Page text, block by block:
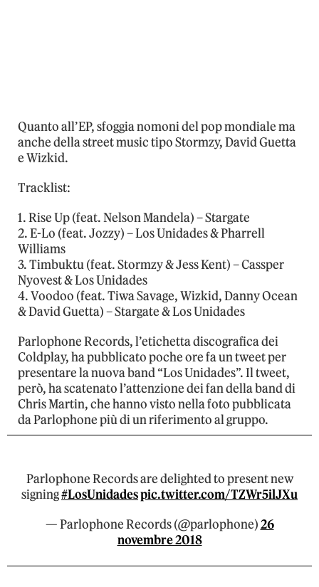
Quanto all’EP, sfoggia nomoni del pop mondiale ma
anche della street music tipo Stormzy, David Guetta
e Wizkid.
Tracklist:
1. Rise Up (feat. Nelson Mandela) – Stargate
2. E-Lo (feat. Jozzy) – Los Unidades & Pharrell
Williams
3. Timbuktu (feat. Stormzy & Jess Kent) – Cassper
Nyovest & Los Unidades
4. Voodoo (feat. Tiwa Savage, Wizkid, Danny Ocean
& David Guetta) – Stargate & Los Unidades
Parlophone Records, l’etichetta discografica dei
Coldplay, ha pubblicato poche ore fa un tweet per
presentare la nuova band “Los Unidades”. Il tweet,
però, ha scatenato l’attenzione dei fan della band di
Chris Martin, che hanno visto nella foto pubblicata
da Parlophone più di un riferimento al gruppo.
Parlophone Records are delighted to present new
signing#LosUnidadespic.twitter.com/TZWr5ilJXu
— Parlophone Records (@parlophone)26
novembre 2018